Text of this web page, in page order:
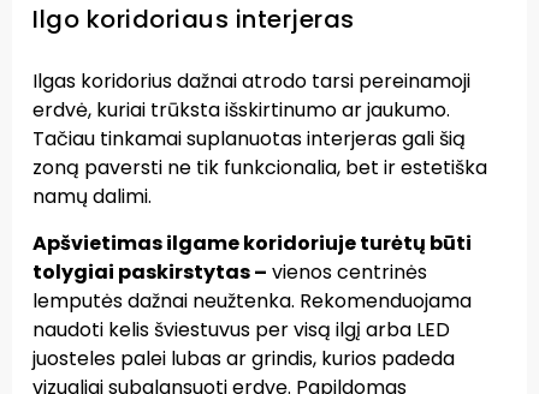
Ilgo koridoriaus interjeras
Ilgas koridorius dažnai atrodo tarsi pereinamoji
erdvė, kuriai trūksta išskirtinumo ar jaukumo.
Tačiau tinkamai suplanuotas interjeras gali šią
zoną paversti ne tik funkcionalia, bet ir estetiška
namų dalimi.
Apšvietimas ilgame koridoriuje turėtų būti
tolygiai paskirstytas – vienos centrinės
lemputės dažnai neužtenka. Rekomenduojama
naudoti kelis šviestuvus per visą ilgį arba LED
juosteles palei lubas ar grindis, kurios padeda
vizualiai subalansuoti erdvę. Papildomas